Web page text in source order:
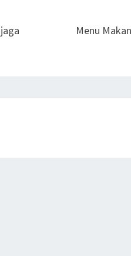
Menu